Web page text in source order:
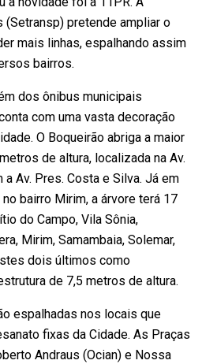
(Setransp) pretende ampliar o
mais linhas, espalhando assim
bairros.
dos ônibus municipais
com uma vasta decoração
O Boqueirão abriga a maior
de altura, localizada na Av.
a Av. Pres. Costa e Silva. Já em
bairro Mirim, a árvore terá 17
do Campo, Vila Sônia,
Mirim, Samambaia, Solemar,
dois últimos como
de 7,5 metros de altura.
espalhadas nos locais que
fixas da Cidade. As Praças
Andraus (Ocian) e Nossa